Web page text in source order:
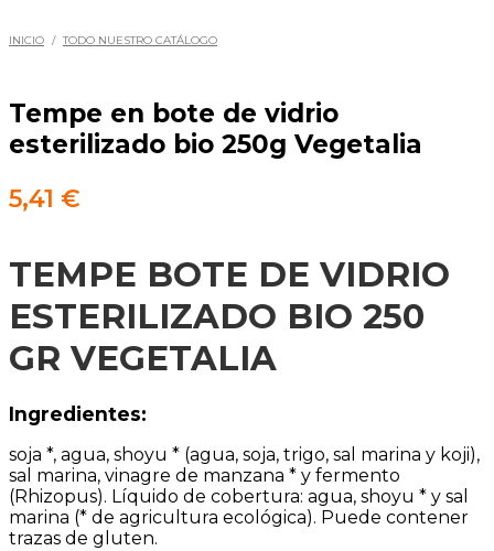
INICIO / TODO NUESTRO CATÁLOGO
Tempe en bote de vidrio
esterilizado bio 250g Vegetalia
5,41 €
TEMPE BOTE DE VIDRIO
ESTERILIZADO BIO 250
GR VEGETALIA
Ingredientes:
soja *, agua, shoyu * (agua, soja, trigo, sal marina y koji),
sal marina, vinagre de manzana * y fermento
(Rhizopus). Líquido de cobertura: agua, shoyu * y sal
marina (* de agricultura ecológica). Puede contener
trazas de gluten.